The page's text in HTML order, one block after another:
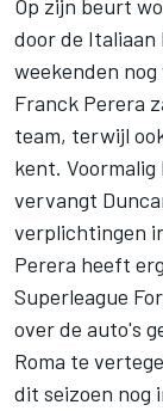
Op zijn beurt
door de Italiaan
weekenden nog
Franck Perera
team, terwijl
kent.
vervangt
verplichtingen
Perera heeft
Superleague
over de auto's
Roma te
dit seizoen nog